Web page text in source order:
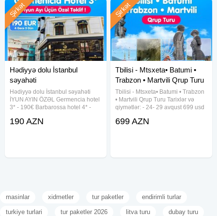
Hədiyyə dolu İstanbul
səyahəti
Hədiyyə dolu İstanbul səyahəti
İYUN AYIN ÖZƏL Germencia hotel
3* - 190€ Barbarossa hotel 4* -
Tura daxildir Oteldə gecələmə
Şirkət
190 AZN
Tbilisi - Mtsxeta• Batumi •
Trabzon • Martvili Qrup Turu
Tbilisi - Mtsxeta• Batumi • Trabzon
• Martvili Qrup Turu Tarixlər və
qiymətlər: - 24- 29 avqust 699 usd
Aviabilet (10 kg əl yükü ilə) Vip
Şirkət
699 AZN
masinlar xidmetler tur paketler endirimli turlar
turkiye turlari tur paketler 2026 litva turu dubay turu